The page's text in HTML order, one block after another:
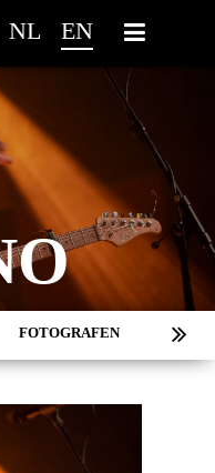
NL EN
FOTOGRAFEN
DE KROSSE
VEENEMA